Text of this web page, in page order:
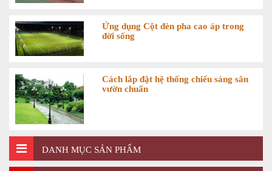
Ứng dụng Cột đèn pha cao áp trong
đời sống
Cách lắp đặt hệ thống chiếu sáng sân
vườn chuẩn
DANH MỤC SẢN PHẨM